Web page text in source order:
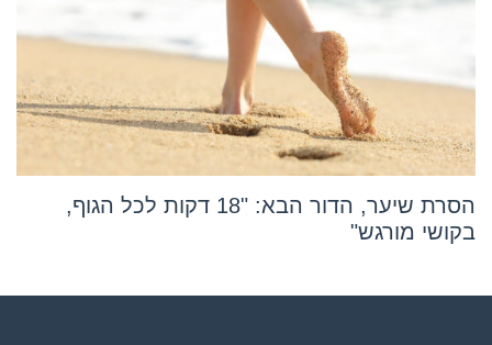
הסרת שיער, הדור הבא: "18 דקות לכל הגוף,
בקושי מורגש"